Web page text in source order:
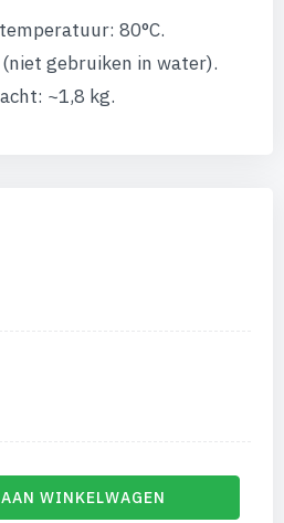
80°C.
gebruiken in water).
~1,8 kg.
WINKELWAGEN